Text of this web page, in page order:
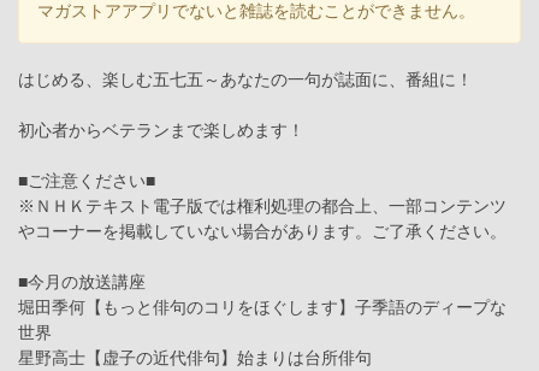
マガストアアプリでないと雑誌を読むことができません。
はじめる、楽しむ五七五～あなたの一句が誌面に、番組に！
初心者からベテランまで楽しめます！
■ご注意ください■
※ＮＨＫテキスト電子版では権利処理の都合上、一部コンテンツ
やコーナーを掲載していない場合があります。ご了承ください。
■今月の放送講座
堀田季何【もっと俳句のコリをほぐします】子季語のディープな
世界
星野高士【虚子の近代俳句】始まりは台所俳句